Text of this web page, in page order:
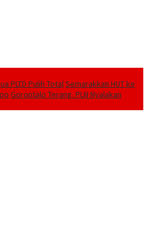
PLTD Pulih TotalSemarakkan HUT ke
Gorontalo Terang. PLN Nyalakan